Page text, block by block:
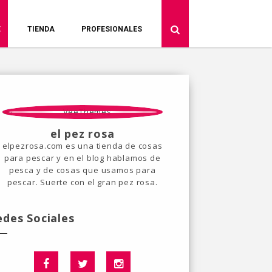
TIENDA PROFESIONALES
el pez rosa
elpezrosa.com es una tienda de cosas
para pescar y en el blog hablamos de
pesca y de cosas que usamos para
pescar. Suerte con el gran pez rosa.
Sociales